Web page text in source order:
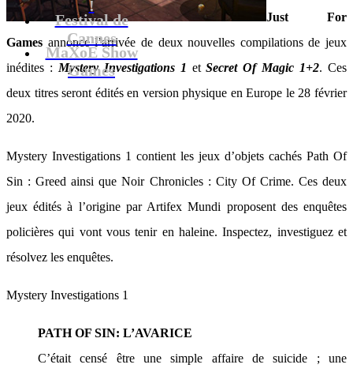
!
Festival de
Cannes
MaXoE Show
Games
Just For
Games annonce l’arrivée de deux nouvelles compilations de jeux
inédites : Mystery Investigations 1 etSecret Of Magic 1+2. Ces
deux titres seront édités en version physique en Europe le 28 février
2020.
Mystery Investigations 1 contient les jeux d’objets cachés Path Of
Sin : Greed ainsi que Noir Chronicles : City Of Crime. Ces deux
jeux édités à l’origine par Artifex Mundi proposent des enquêtes
policières qui vont vous tenir en haleine. Inspectez, investiguez et
résolvez les enquêtes.
Mystery Investigations 1
PATH OF SIN: L’AVARICE
C’était censé être une simple affaire de suicide ; une